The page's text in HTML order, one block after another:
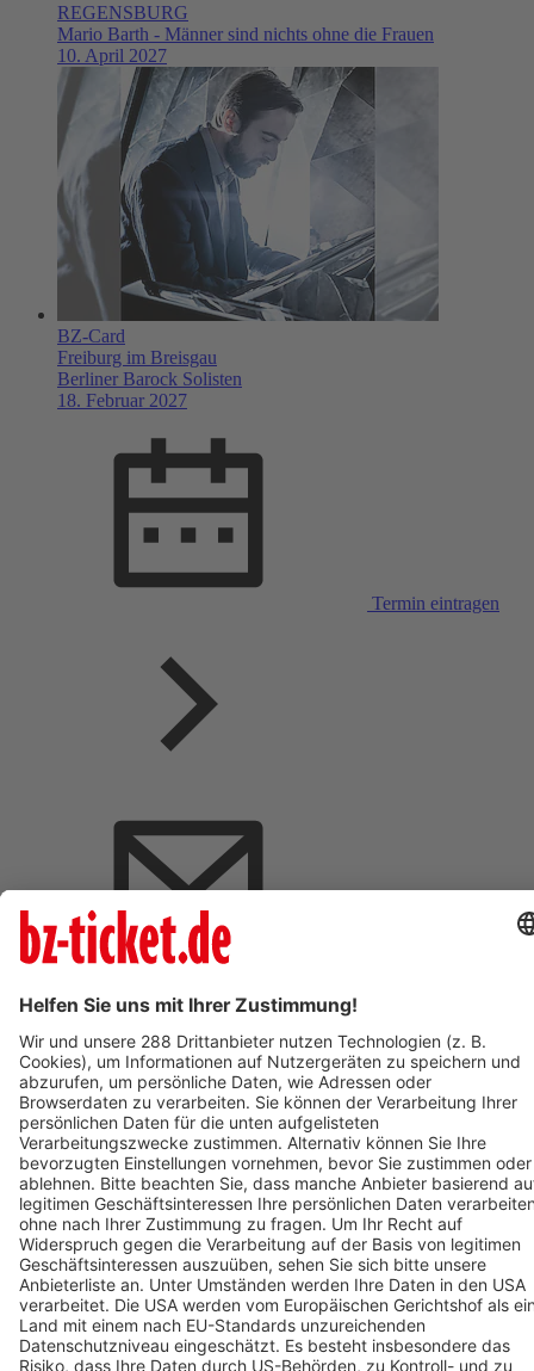
REGENSBURG
Mario Barth - Männer sind nichts ohne die Frauen
10. April 2027
BZ-Card
Freiburg im Breisgau
Berliner Barock Solisten
18. Februar 2027
Termin eintragen
Verkaufsstellen vor